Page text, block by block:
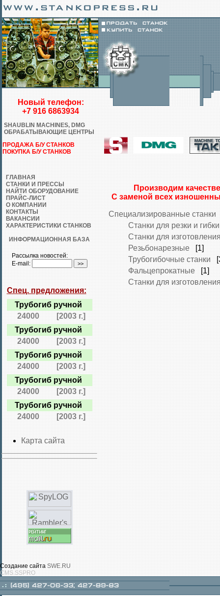
Новый телефон:
+7 916 6863934
SHAUBLIN MACHINES, DMG
ОБРАБАТЫВАЮЩИЕ ЦЕНТРЫ
ПРОДАЖА Б/У СТАНКОВ
ПОКУПКА Б/У СТАНКОВ
ГЛАВНАЯ
СТАНКИ И ПРЕССЫ
НАЙТИ ОБОРУДОВАНИЕ
ПРАЙС-ЛИСТ
О КОМПАНИИ
КОНТАКТЫ
ВАКАНСИИ
ХАРАКТЕРИСТИКИ СТАНКОВ
ИНФОРМАЦИОННАЯ БАЗА
Рассылка новостей:
E-mail:
Спец. предложения:
Трубогиб ручной
24000
[2003 г.]
Трубогиб ручной
24000
[2003 г.]
Трубогиб ручной
24000
[2003 г.]
Трубогиб ручной
24000
[2003 г.]
Трубогиб ручной
24000
[2003 г.]
Карта сайта
Создание сайта SWE.RU
CMS.SSPRO
Производим
С заменой всех
Специализированные станки
Станки для резки и
Станки для
Резьбонарезные [1]
Трубогибочные станки
Фальцепрокатные [1]
Станки для